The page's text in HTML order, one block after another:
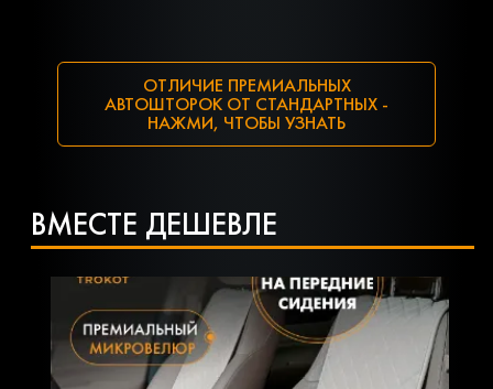
ОТЛИЧИЕ ПРЕМИАЛЬНЫХ
АВТОШТОРОК ОТ СТАНДАРТНЫХ -
НАЖМИ, ЧТОБЫ УЗНАТЬ
ВМЕСТЕ ДЕШЕВЛЕ